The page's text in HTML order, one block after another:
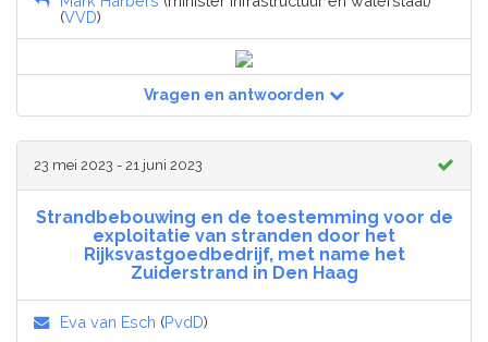
(VVD)
Vragen en antwoorden
23 mei 2023 - 21 juni 2023
Strandbebouwing en de toestemming voor de
exploitatie van stranden door het
Rijksvastgoedbedrijf, met name het
Zuiderstrand in Den Haag
Eva van Esch (PvdD)